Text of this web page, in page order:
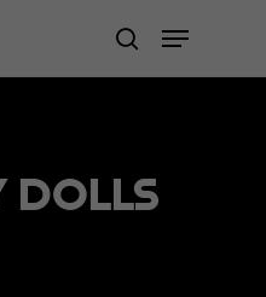
search
Menu
DOLLS
Close